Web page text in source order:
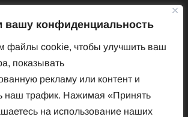
конфиденциальность
файлы cookie, чтобы улучшить ваш
показывать
рекламу или контент и
наш трафик. Нажимая «Принять
на использование наших
журнал